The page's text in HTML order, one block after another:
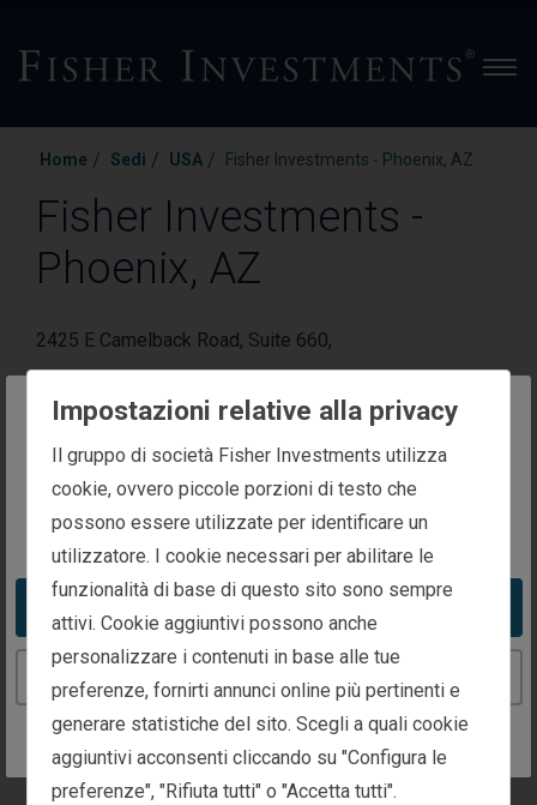
The website you are trying to reach is
intended for investors in Italy
You appear to be in the United States
Take me to the United States website
Continue to the Italy website
Home / Sedi / USA / Fisher Investments - Phoenix, AZ
Fisher Investments -
Phoenix, AZ
2425 E Camelback Road, Suite 660,
Chiamaci:
+1 (480) 664-7499
Inviaci un fax:
+1 (480) 907-1441
Appuntamenti disponibili in questo ufficio.
Chiamaci o compilala richiesta di contatto
organizzare un appuntamento.
Impostazioni relative alla privacy
Il gruppo di società Fisher Investments utilizza
cookie, ovvero piccole porzioni di testo che
possono essere utilizzate per identificare un
utilizzatore. I cookie necessari per abilitare le
funzionalità di base di questo sito sono sempre
attivi. Cookie aggiuntivi possono anche
personalizzare i contenuti in base alle tue
preferenze, fornirti annunci online più pertinenti e
generare statistiche del sito. Scegli a quali cookie
aggiuntivi acconsenti cliccando su "Configura le
preferenze", "Rifiuta tutti" o "Accetta tutti".